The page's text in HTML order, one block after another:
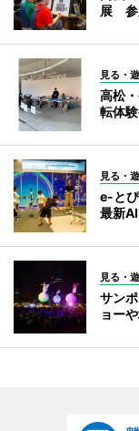
展 参
見る・
高松
転体
見る・
e-と
最新
見る・
サン
ョー